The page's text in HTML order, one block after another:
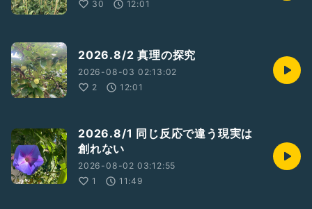
30
12:01
2026.8/2 真理の探究
2026-08-03 02:13:02
2
12:01
2026.8/1 同じ反応で違う現実は
創れない
2026-08-02 03:12:55
1
11:49